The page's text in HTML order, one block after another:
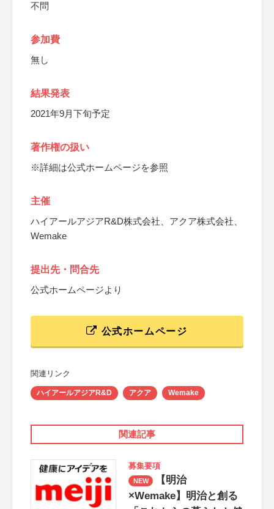
不問
参加費
無し
結果発表
2021年9月下旬予定
著作権の扱い
※詳細は公式ホームページを参照
主催
ハイアールアジアR&D株式会社、アクア株式会社、
Wemake
提出先・問合先
公式ホームページより
公式ホームページ
関連リンク
ハイアールアジアR&D アクア Wemake
関連記事
募集要項
NEW
【明治
×Wemake】明治と創る